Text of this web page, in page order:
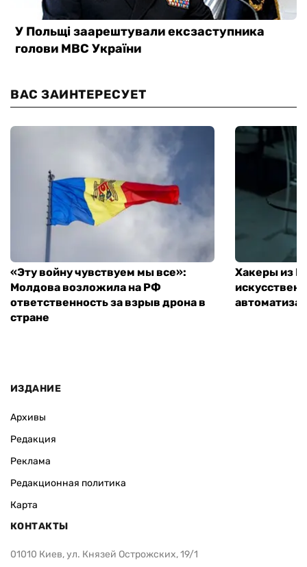
ВАС ЗАИНТЕРЕСУЕТ
«Эту войну чувствуем мы все»:
Молдова возложила на РФ
ответственность за взрыв дрона в
стране
Хакеры из
ИЗДАНИЕ
Архивы
Редакция
Реклама
Редакционная политика
Карта
КОНТАКТЫ
01010 Киев, ул. Князей Острожских, 19/1